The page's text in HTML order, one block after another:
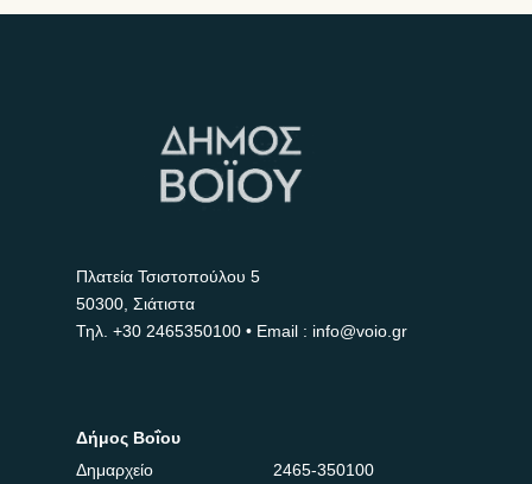
Πλατεία Τσιστοπούλου 5
50300, Σιάτιστα
Τηλ. +30 2465350100 • Email : info@voio.gr
Δήμος Βοΐου
Δημαρχείο
2465-350100